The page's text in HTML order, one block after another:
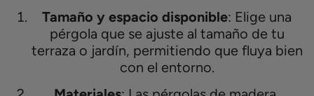
Tamaño y espacio disponible: Elige una
pérgola que se ajuste al tamaño de tu
terraza o jardín, permitiendo que fluya bien
con el entorno.